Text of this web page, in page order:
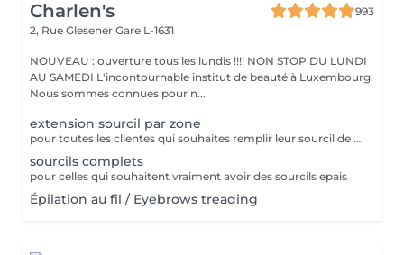
Charlen's
993
2, Rue Glesener Gare L-1631
NOUVEAU : ouverture tous les lundis !!!! NON STOP DU LUNDI
AU SAMEDI L'incontournable institut de beauté à Luxembourg.
Nous sommes connues pour n...
extension sourcil par zone
pour toutes les clientes qui souhaites remplir leur sourcil de facon temporaire et naturel cette prestation est faites pour vous
sourcils complets
pour celles qui souhaitent vraiment avoir des sourcils epais
Épilation au fil / Eyebrows treading